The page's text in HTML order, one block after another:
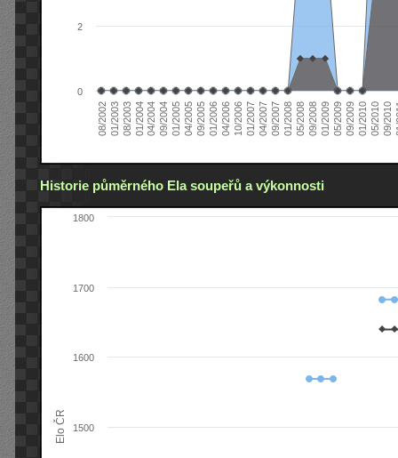
08/200201/200308/200301/200404/200409/200401/200504/200509/200501/200604/200610/200601/200704/200709/200701/200805/200809/200801/200905/200909/200901/201005/201009/2010
0
2
Historie půměrného Ela soupeřů a výkonnosti
Elo ČR 1500
1600
1700
1800